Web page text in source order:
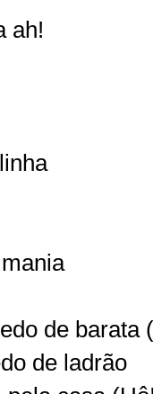
ah!
de barata
de ladrão